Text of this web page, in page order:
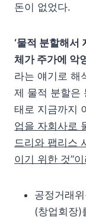
돈이 없었다.
‘물적 분할해서
체가 주가에 악
라는 얘기로 해
제 물적 분할은
태로 지금까지
업을 자회사로
드리와 팹리스
이기 위한 것”
공정거래
(창업회장)